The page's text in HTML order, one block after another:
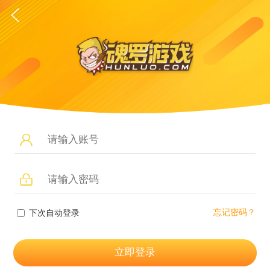
下次自动登录 忘记密码？
立即登录